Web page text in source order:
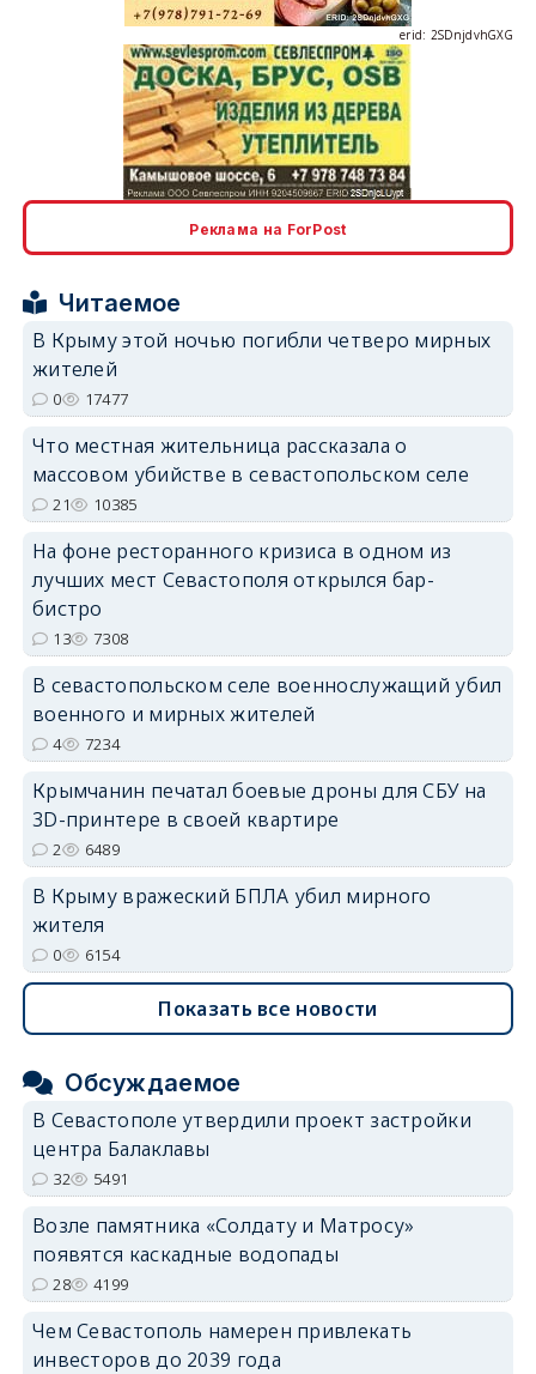
erid: 2SDnjdvhGXG
erid: 2SDnjcLUypt
erid: 2SDnjdPjgYS
Реклама на ForPost
Читаемое
В Крыму этой ночью погибли четверо мирных
жителей
0 17477
Что местная жительница рассказала о
массовом убийстве в севастопольском селе
21 10385
На фоне ресторанного кризиса в одном из
лучших мест Севастополя открылся бар-
бистро
13 7308
В севастопольском селе военнослужащий убил
военного и мирных жителей
4 7234
Крымчанин печатал боевые дроны для СБУ на
3D-принтере в своей квартире
2 6489
В Крыму вражеский БПЛА убил мирного
жителя
0 6154
Показать все новости
Обсуждаемое
В Севастополе утвердили проект застройки
центра Балаклавы
32 5491
Возле памятника «Солдату и Матросу»
появятся каскадные водопады
28 4199
Чем Севастополь намерен привлекать
инвесторов до 2039 года